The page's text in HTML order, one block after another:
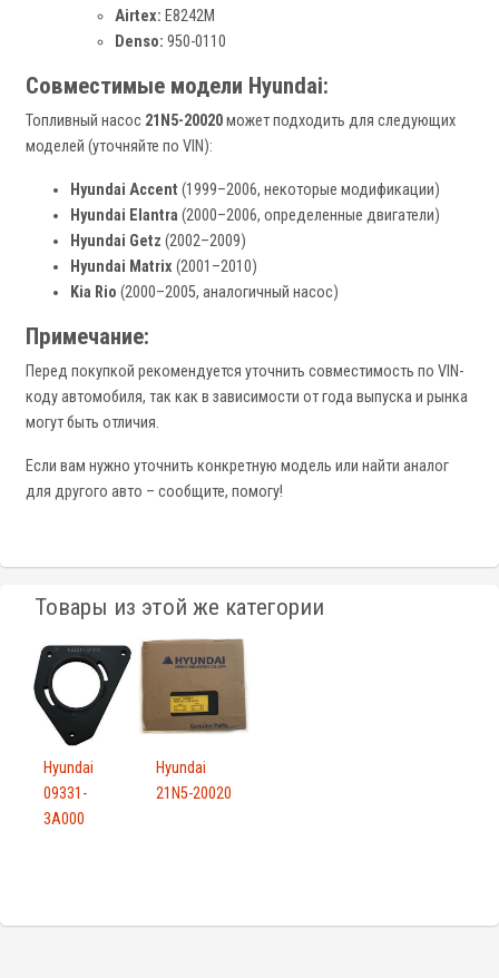
Airtex: E8242M
Denso: 950-0110
Совместимые модели Hyundai:
Топливный насос 21N5-20020может подходить для следующих
моделей (уточняйте по VIN):
Hyundai Accent (1999–2006, некоторые модификации)
Hyundai Elantra (2000–2006, определенные двигатели)
Hyundai Getz (2002–2009)
Hyundai Matrix (2001–2010)
Kia Rio (2000–2005, аналогичный насос)
Примечание:
Перед покупкой рекомендуется уточнить совместимость по VIN-
коду автомобиля, так как в зависимости от года выпуска и рынка
могут быть отличия.
Если вам нужно уточнить конкретную модель или найти аналог
для другого авто – сообщите, помогу!
Товары из этой же категории
Hyundai
09331-
3A000
Hyundai
21N5-20020